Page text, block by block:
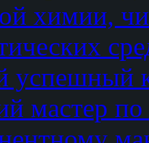
химии,
успешный
мастер по